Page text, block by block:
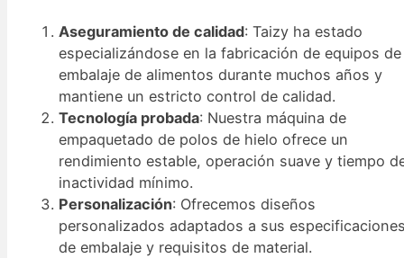
Aseguramiento de calidad: Taizy ha estado
especializándose en la fabricación de equipos de
embalaje de alimentos durante muchos años y
mantiene un estricto control de calidad.
Tecnología probada: Nuestra máquina de
empaquetado de polos de hielo ofrece un
rendimiento estable, operación suave y tiempo
inactividad mínimo.
Personalización: Ofrecemos diseños
personalizados adaptados a sus
de embalaje y requisitos de material.